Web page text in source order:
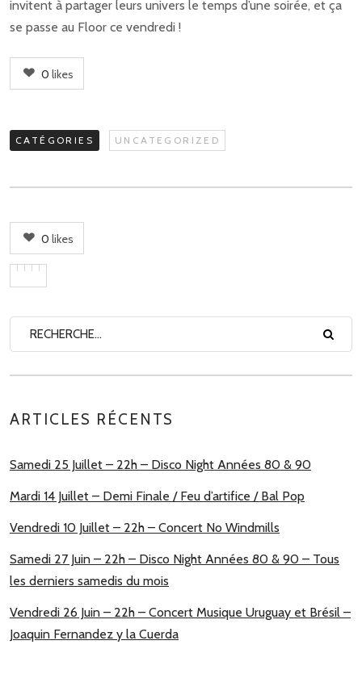
invitent à partager leurs univers le temps d’une soirée, et ça
se passe au Floor ce vendredi !
0 likes
CATÉGORIES UNCATEGORIZED
0 likes
ARTICLES RÉCENTS
Samedi 25 Juillet – 22h – Disco Night Années 80 & 90
Mardi 14 Juillet – Demi Finale / Feu d’artifice / Bal Pop
Vendredi 10 Juillet – 22h – Concert No Windmills
Samedi 27 Juin – 22h – Disco Night Années 80 & 90 – Tous
les derniers samedis du mois
Vendredi 26 Juin – 22h – Concert Musique Uruguay et Brésil –
Joaquin Fernandez y la Cuerda